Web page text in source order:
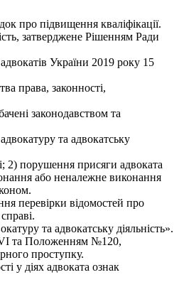
про підвищення кваліфікації.
затверджене Рішенням Ради
України 2019 року 15
права, законності,
законодавством та
та адвокатську
2) порушення присяги адвоката
або неналежне виконання
перевірки відомостей про
та адвокатську діяльність».
VI та Положенням №120,
проступку.
у діях адвоката ознак